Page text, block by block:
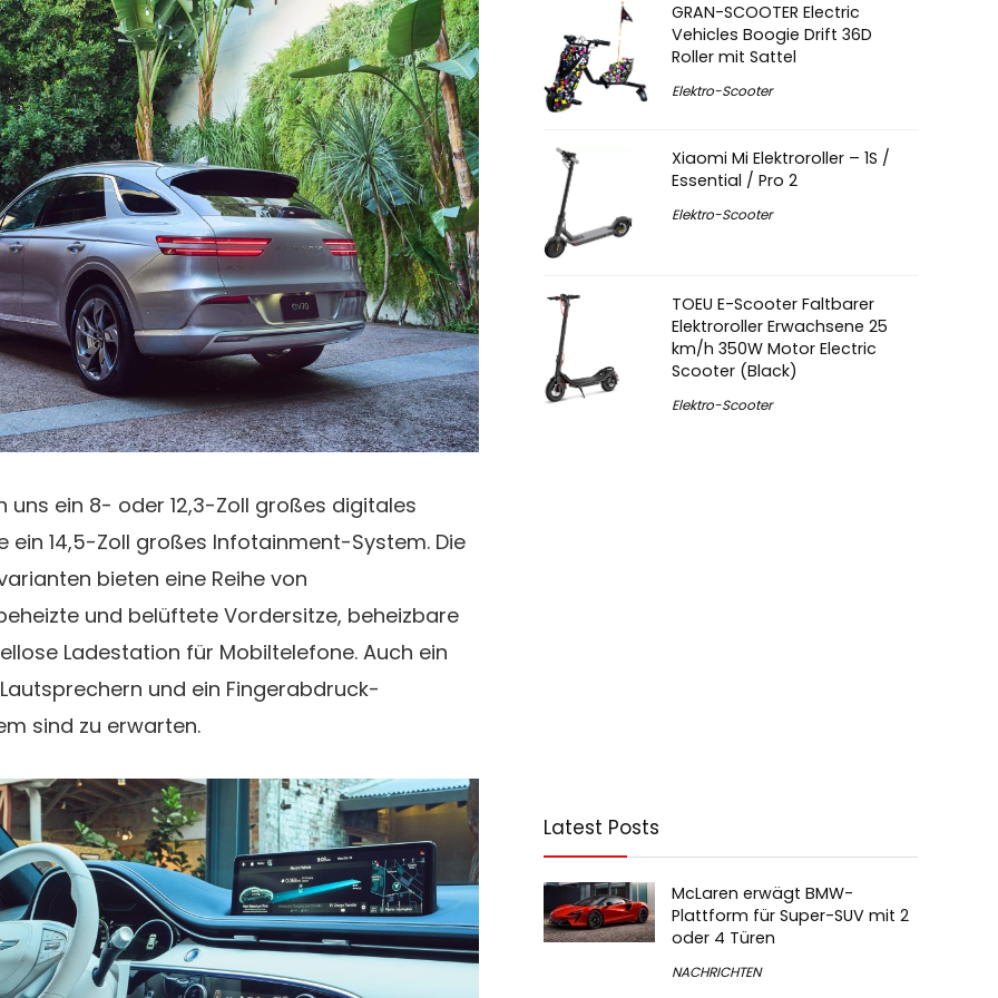
uns ein 8- oder 12,3-Zoll großes digitales
ein 14,5-Zoll großes Infotainment-System. Die
bieten eine Reihe von
und belüftete Vordersitze, beheizbare
Ladestation für Mobiltelefone. Auch ein
und ein Fingerabdruck-
sind zu erwarten.
GRAN-SCOOTER Electric
Vehicles Boogie Drift 36D
Roller mit Sattel
Elektro-Scooter
Xiaomi Mi Elektroroller – 1S /
Essential / Pro 2
Elektro-Scooter
TOEU E-Scooter Faltbarer
Elektroroller Erwachsene 25
km/h 350W Motor Electric
Scooter (Black)
Elektro-Scooter
Latest Posts
McLaren erwägt BMW-
Plattform für Super-SUV mit 2
oder 4 Türen
NACHRICHTEN